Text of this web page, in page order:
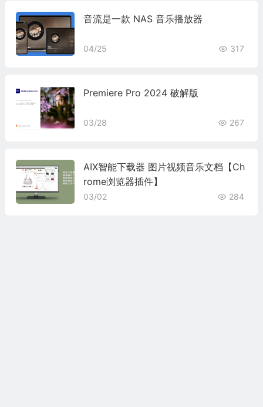
音流是一款 NAS 音乐播放器
04/25 317
Premiere Pro 2024 破解版
03/28 267
AIX智能下载器 图片视频音乐文档【Ch
rome浏览器插件】
03/02 284